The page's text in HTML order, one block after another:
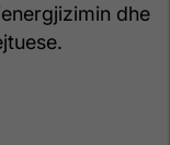
dhe